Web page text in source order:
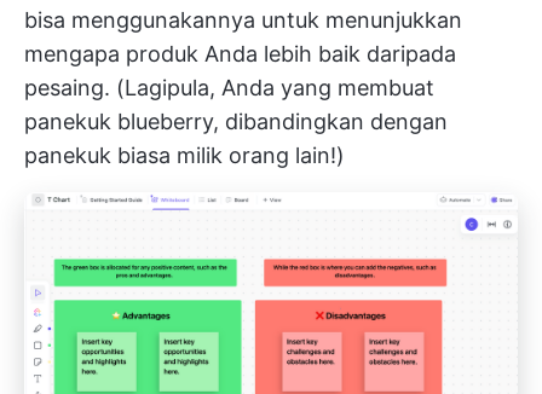
bisa menggunakannya untuk menunjukkan
mengapa produk Anda lebih baik daripada
pesaing. (Lagipula, Anda yang membuat
panekuk blueberry, dibandingkan dengan
panekuk biasa milik orang lain!)